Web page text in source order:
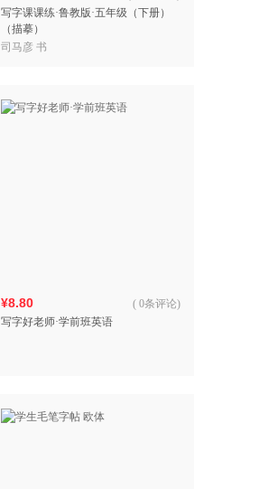
写字课课练·鲁教版·五年级（下册）
（描摹）
司马彦 书
¥8.80
写字好老师·学前班英语
( 0条评论)